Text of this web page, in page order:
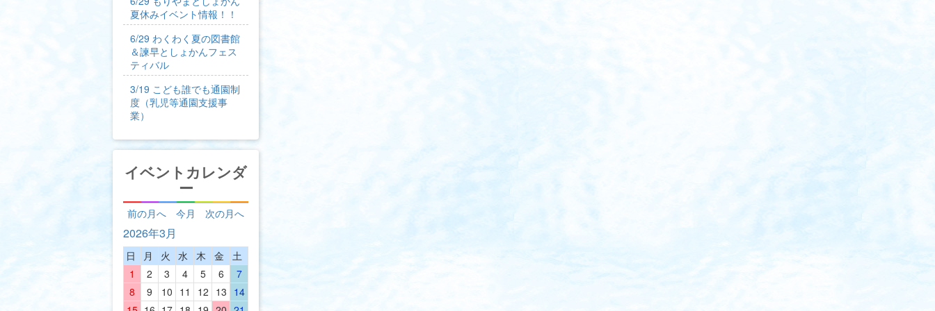
夏休みイベント情報！！
6/29 わくわく夏の図書館
＆諫早としょかんフェス
ティバル
3/19 こども誰でも通園制
度（乳児等通園支援事
業）
イベントカレンダ
ー
前の月へ 今月 次の月へ
2026年3月
日 月 火 水 木 金
土
1
2 3 4 5 6
7
8
9 10 11 12 13 14